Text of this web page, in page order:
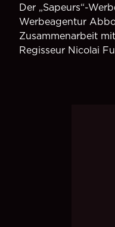
Der „Sapeurs“-
Werbeagentur
Zusammenarbeit
Regisseur Nicolai